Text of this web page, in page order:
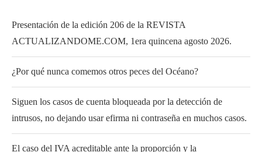
Presentación de la edición 206 de la REVISTA
ACTUALIZANDOME.COM, 1era quincena agosto 2026.
¿Por qué nunca comemos otros peces del Océano?
Siguen los casos de cuenta bloqueada por la detección de
intrusos, no dejando usar efirma ni contraseña en muchos casos.
El caso del IVA acreditable ante la proporción y la